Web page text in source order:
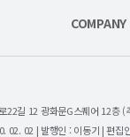
COMPANY
22길 12 광화문G스퀘어 12층
02. 02 | 발행인 : 이동기 | 편집